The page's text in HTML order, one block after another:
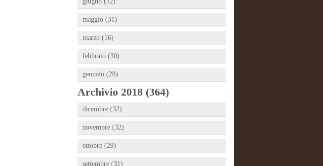
maggio (31)
marzo (16)
febbraio (30)
gennaio (28)
Archivio 2018 (364)
dicembre (32)
novembre (32)
ottobre (29)
settembre (31)